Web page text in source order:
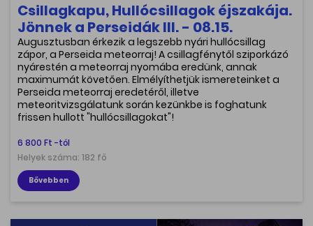
Csillagkapu, Hullócsillagok éjszakája.
Jönnek a Perseidák III. - 08.15.
Augusztusban érkezik a legszebb nyári hullócsillag
zápor, a Perseida meteorraj! A csillagfénytől sziporkázó
nyárestén a meteorraj nyomába eredünk, annak
maximumát követően. Elmélyíthetjük ismereteinket a
Perseida meteorraj eredetéről, illetve
meteoritvizsgálatunk során kezünkbe is foghatunk
frissen hullott "hullócsillagokat"!
6 800 Ft -tól
Helyek száma: 182 fő
Bővebben